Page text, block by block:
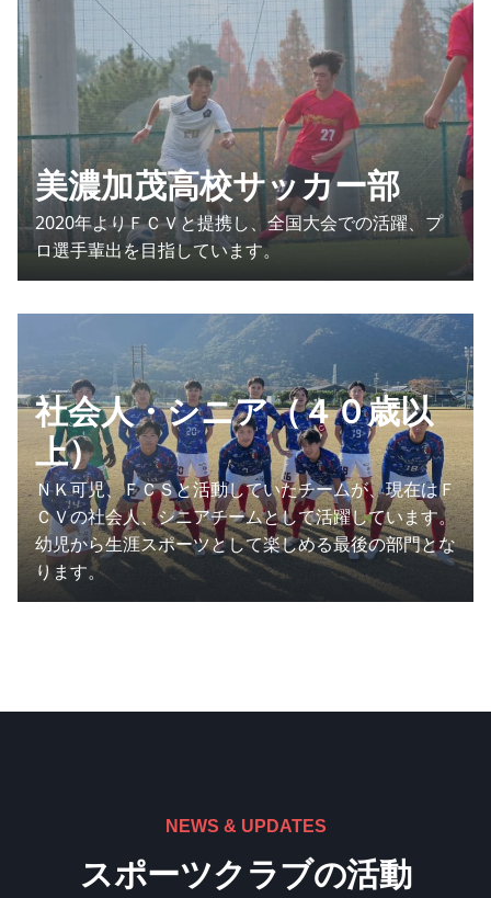
美濃加茂高校サッカー部
2020年よりＦＣＶと提携し、全国大会での活躍、プ
ロ選手輩出を目指しています。
社会人・シニア（４０歳以
上）
ＮＫ可児、ＦＣＳと活動していたチームが、現在はＦ
ＣＶの社会人、シニアチームとして活躍しています。
幼児から生涯スポーツとして楽しめる最後の部門とな
ります。
NEWS & UPDATES
スポーツクラブの活動